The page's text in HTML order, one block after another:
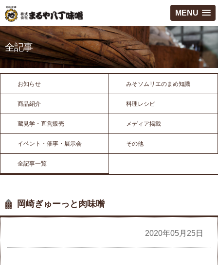
MENU
全記事
お知らせ みそソムリエのまめ知識
商品紹介 料理レシピ
蔵見学・直営販売 メディア掲載
イベント・催事・展示会 その他
全記事一覧
岡崎ぎゅーっと肉味噌
2020年05月25日